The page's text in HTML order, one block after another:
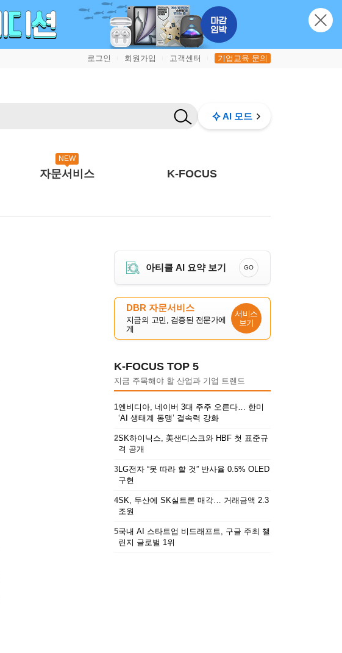
로그인 회원가입 고객센터 기업교육 문의
AI 모드
NEW
자문서비스 K-FOCUS
아티클 AI 요약 보기 GO
DBR 자문서비스
지금의 고민, 검증된 전문가에
게
서비스
보기
K-FOCUS TOP 5
지금 주목해야 할 산업과 기업 트렌드
1엔비디아, 네이버 3대 주주 오른다… 한미
‘AI 생태계 동맹’ 결속력 강화
2SK하이닉스, 美샌디스크와 HBF 첫 표준규
격 공개
3LG전자 “못 따라 할 것” 반사율 0.5% OLED
구현
4SK, 두산에 SK실트론 매각… 거래금액 2.3
조원
5국내 AI 스타트업 비드래프트, 구글 주최 챌
린지 글로벌 1위